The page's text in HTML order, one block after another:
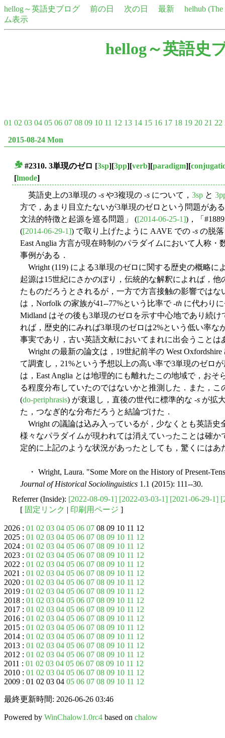
hellog～英語史ブログ 前の日 次の日 最新
helhub
ム表示
hellog～英語史
01 02 03 04 05 06 07 08 09 10 11 12 13 14 15 16 17 18 19 20 21 22
2015-08-24 Mon
#2310. 3単現のゼロ [3sp][3pp][verb][paradigm][
[lmode]
英語史上の3単現の -s や3複現の -s について， 3sp と
方で，あまり目立たないが3単現のゼロという問題があ
文法的特徴と起源を巡る問題」 ([2014-06-25-1])，「
([2014-06-29-1]) で取り上げたように AAVE での -s の脱
East Anglia 方言が現在時制のパラダイムにおいて人称
事例がある．
Wright (119) による3単現のゼロに関する歴史の概略に
起源は15世紀にさかのぼり，伝統的な解釈によれば，
たものだろうとされるが，一方で方言接触の影響では
は，Norfolk の家族が41--77%という比率で -th に代わり
Midland はその後も3単現のゼロを示す中心地であり続
れば，歴史的にみれば3単現のゼロは2%という低い率な
事実であり，古い英語文献においてまれに出会うことは
Wright の最新の論文は，19世紀前半の West
て調査し，21%という予想以上の高い率で3単現のゼロ
は，East Anglia とは地理的にも離れたこの地域で，お
る程度分布していたのではないかと推測した．また，
(do-periphrasis) が衰退し，直後の世代に標準的な -s が拡
た，つなぎ的な分布だろうと結論づけた．
Wright の議論は込み入っているが，少なくとも英語史
様々なパラダイムが現われては消えていったことは確か
定的に上記のような状況があったとしても，驚くにはあ
・ Wright, Laura. "Some More on the History of Present-
Journal of Historical Sociolinguistics 1.1 (2015): 111--30.
Referrer (Inside): [2022-08-09-1] [2022-03-03-1] [2021-06-29-1]
[ 固定リンク | 印刷用ページ ]
2026 : 01 02 03 04 05 06 07 08 09 10 11 12
2025 : 01 02 03 04 05 06 07 08 09 10 11 12
2024 : 01 02 03 04 05 06 07 08 09 10 11 12
2023 : 01 02 03 04 05 06 07 08 09 10 11 12
2022 : 01 02 03 04 05 06 07 08 09 10 11 12
2021 : 01 02 03 04 05 06 07 08 09 10 11 12
2020 : 01 02 03 04 05 06 07 08 09 10 11 12
2019 : 01 02 03 04 05 06 07 08 09 10 11 12
2018 : 01 02 03 04 05 06 07 08 09 10 11 12
2017 : 01 02 03 04 05 06 07 08 09 10 11 12
2016 : 01 02 03 04 05 06 07 08 09 10 11 12
2015 : 01 02 03 04 05 06 07 08 09 10 11 12
2014 : 01 02 03 04 05 06 07 08 09 10 11 12
2013 : 01 02 03 04 05 06 07 08 09 10 11 12
2012 : 01 02 03 04 05 06 07 08 09 10 11 12
2011 : 01 02 03 04 05 06 07 08 09 10 11 12
2010 : 01 02 03 04 05 06 07 08 09 10 11 12
2009 : 01 02 03 04 05 06 07 08 09 10 11 12
最終更新時間: 2026-06-26 03:46
Powered by WinChalow1.0rc4 based on chalow